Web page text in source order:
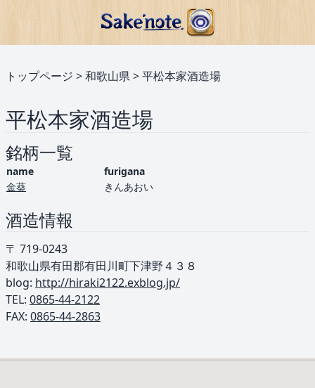
トップページ >和歌山県>平松本家酒造場
平松本家酒造場
銘柄一覧
name
furigana
金葵
きんあおい
酒造情報
〒 719-0243
和歌山県有田郡有田川町下津野４３８
blog: http://hiraki2122.exblog.jp/
TEL: ︎ 0865-44-2122
FAX: 0865-44-2863